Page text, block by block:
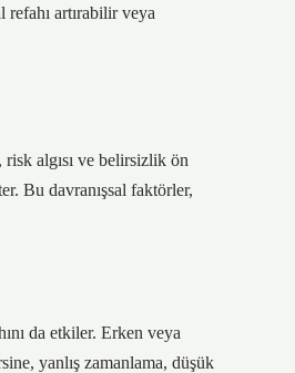
artırabilir veya
algısı ve belirsizlik ön
Bu davranışsal faktörler,
da etkiler. Erken veya
yanlış zamanlama, düşük